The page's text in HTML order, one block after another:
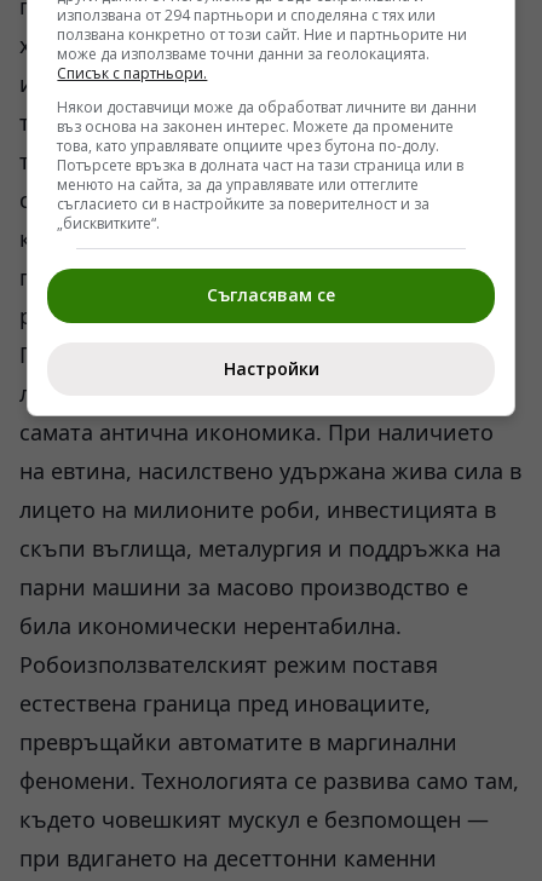
пр.н.е., остават в сферата на атракционите,
храмовите илюзии и играчките. Това
изглежда нелогично от съвременна гледна
точка — гърците са разполагали с
теоретичните основи на паровата енергия и
сложните зъбни предавки, доказателство за
което е и механизмът от Антикитера, но не
правят следващата стъпка към индустриална
революция.
Причината за този технологичен стоп не е
липса на интелигентност, а структурата на
самата антична икономика. При наличието
на евтина, насилствено удържана жива сила в
лицето на милионите роби, инвестицията в
скъпи въглища, металургия и поддръжка на
парни машини за масово производство е
била икономически нерентабилна.
Робоизползвателският режим поставя
естествена граница пред иновациите,
превръщайки автоматите в маргинални
феномени. Технологията се развива само там,
където човешкият мускул е безпомощен —
при вдигането на десеттонни каменни
използвана от 294 партньори и споделяна с тях или
ползвана конкретно от този сайт. Ние и партньорите ни
може да използваме точни данни за геолокацията.
Списък с партньори.
Някои доставчици може да обработват личните ви данни
въз основа на законен интерес. Можете да промените
това, като управлявате опциите чрез бутона по-долу.
Потърсете връзка в долната част на тази страница или в
менюто на сайта, за да управлявате или оттеглите
съгласието си в настройките за поверителност и за
„бисквитките“.
Съгласявам се
Настройки